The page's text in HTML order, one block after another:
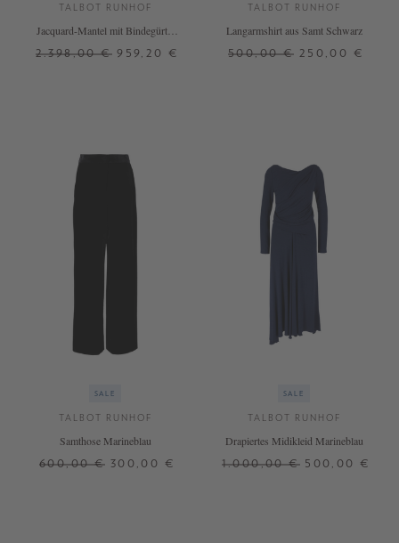
TALBOT RUNHOF
Jacquard-Mantel mit Bindegürtel
2.398,00 € 959,20 €
TALBOT RUNHOF
Langarmshirt aus Samt Schwarz
500,00 € 250,00 €
SALE
TALBOT RUNHOF
Samthose Marineblau
600,00 € 300,00 €
SALE
TALBOT RUNHOF
Drapiertes Midikleid Marineblau
1.000,00 € 500,00 €